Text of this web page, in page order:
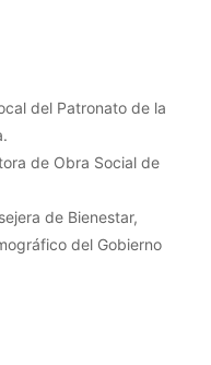
del Patronato de la
de Obra Social de
de Bienestar,
del Gobierno